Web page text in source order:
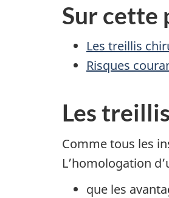
Sur cette
Les treillis
Risques
Les
Comme tous les
L’homologation
que les